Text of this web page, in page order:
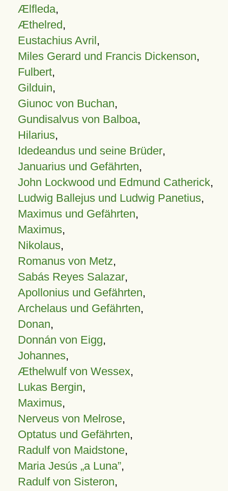
Ælfleda,
Æthelred,
Eustachius Avril,
Miles Gerard und Francis Dickenson,
Fulbert,
Gilduin,
Giunoc von Buchan,
Gundisalvus von Balboa,
Hilarius,
Idedeandus und seine Brüder,
Januarius und Gefährten,
John Lockwood und Edmund Catherick,
Ludwig Ballejus und Ludwig Panetius,
Maximus und Gefährten,
Maximus,
Nikolaus,
Romanus von Metz,
Sabás Reyes Salazar,
Apollonius und Gefährten,
Archelaus und Gefährten,
Donan,
Donnán von Eigg,
Johannes,
Æthelwulf von Wessex,
Lukas Bergin,
Maximus,
Nerveus von Melrose,
Optatus und Gefährten,
Radulf von Maidstone,
Maria Jesús „a Luna”,
Radulf von Sisteron,